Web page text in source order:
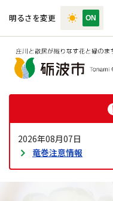
明るさを変更
2026年08月07日
竜巻注意情報